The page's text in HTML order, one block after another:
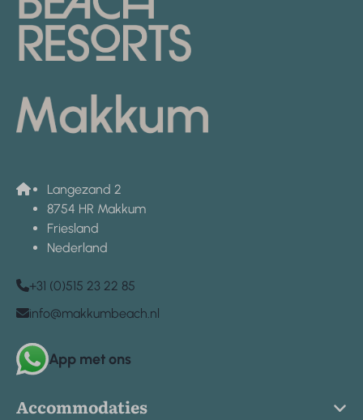
Langezand 2
8754 HR Makkum
Friesland
Nederland
+31 (0)515 23 22 85
info@makkumbeach.nl
App met ons
Accommodaties